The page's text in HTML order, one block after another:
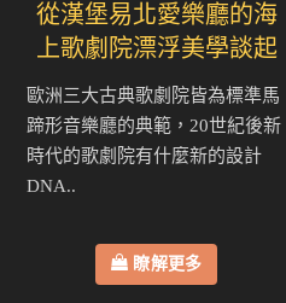
從漢堡易北愛樂廳的海
上歌劇院漂浮美學談起
歐洲三大古典歌劇院皆為標準馬
蹄形音樂廳的典範，20世紀後新
時代的歌劇院有什麼新的設計
DNA..
瞭解更多